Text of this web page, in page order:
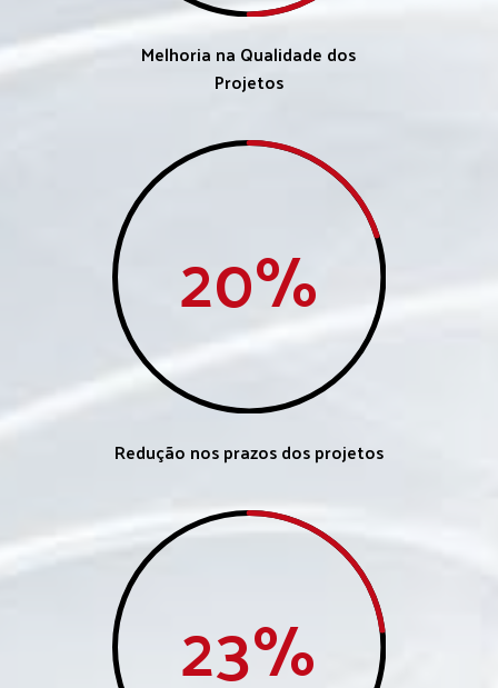
Melhoria na Qualidade dos
Projetos
20%
Redução nos prazos dos projetos
23%